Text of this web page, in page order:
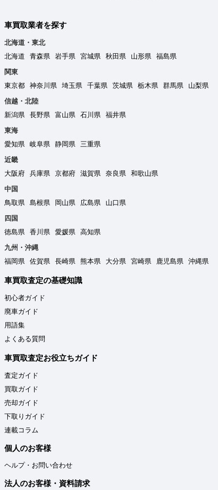
車買取業者を探す
北海道・東北
北海道
青森県 岩手県 宮城県 秋田県 山形県
福島県
関東
東京都
神奈川県 埼玉県 千葉県 茨城県 栃木県 群馬県
山梨県
信越・北陸
新潟県
長野県 富山県 石川県
福井県
東海
愛知県
岐阜県 静岡県
三重県
近畿
大阪府
兵庫県 京都府 滋賀県 奈良県
和歌山県
中国
鳥取県
島根県 岡山県 広島県
山口県
四国
徳島県
香川県 愛媛県
高知県
九州・沖縄
福岡県
佐賀県 長崎県 熊本県 大分県 宮崎県 鹿児島県 沖縄県
車買取査定の基礎知識
初心者ガイド
廃車ガイド
用語集
よくある質問
車買取査定お役立ちガイド
査定ガイド
買取ガイド
売却ガイド
下取りガイド
連載コラム
個人のお客様
ヘルプ・お問い合わせ
法人のお客様・資料請求